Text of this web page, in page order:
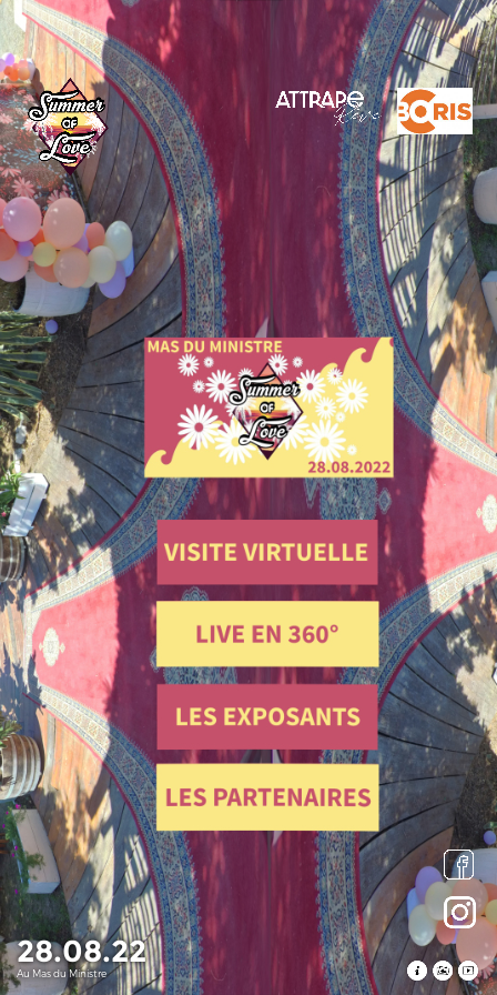
28.08.22
Au Mas du Ministre